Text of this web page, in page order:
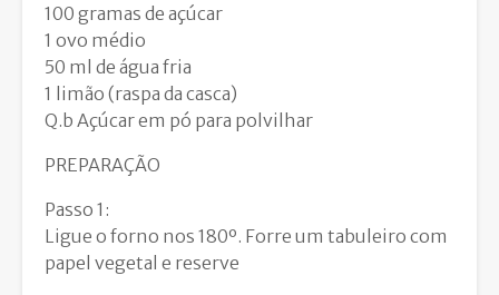
100 gramas de açúcar
1 ovo médio
50 ml de água fria
1 limão (raspa da casca)
Q.b Açúcar em pó para polvilhar
PREPARAÇÃO
Passo 1:
Ligue o forno nos 180º. Forre um tabuleiro com
papel vegetal e reserve